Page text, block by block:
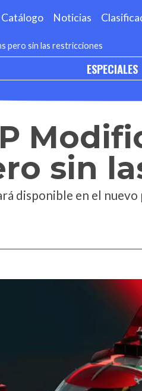
Catálogo Noticias
pero sin las restricciones
ESPECIALES
sin
disponible en el